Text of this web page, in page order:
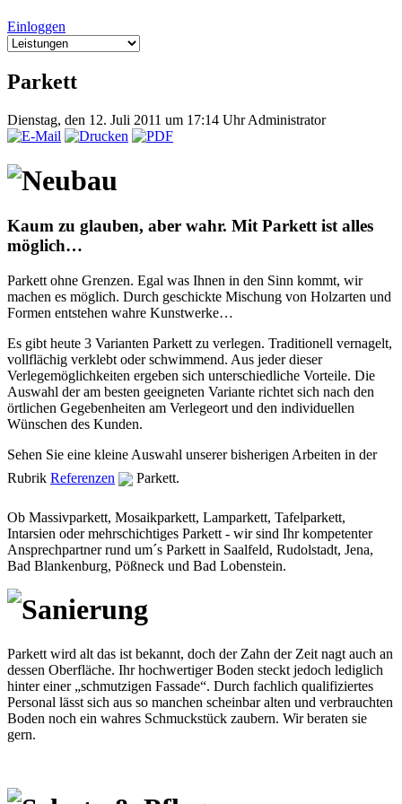
Einloggen
Parkett
Dienstag, den 12. Juli 2011 um 17:14 UhrAdministrator
Neubau
Kaum zu glauben, aber wahr. Mit Parkett ist alles
möglich…
Parkett ohne Grenzen. Egal was Ihnen in den Sinn kommt, wir
machen es möglich. Durch geschickte Mischung von Holzarten und
Formen entstehen wahre Kunstwerke…
Es gibt heute 3 Varianten Parkett zu verlegen. Traditionell vernagelt,
vollflächig verklebt oder schwimmend. Aus jeder dieser
Verlegemöglichkeiten ergeben sich unterschiedliche Vorteile. Die
Auswahl der am besten geeigneten Variante richtet sich nach den
örtlichen Gegebenheiten am Verlegeort und den individuellen
Wünschen des Kunden.
Sehen Sie eine kleine Auswahl unserer bisherigen Arbeiten in der
Rubrik Referenzen Parkett.
Ob Massivparkett, Mosaikparkett, Lamparkett, Tafelparkett,
Intarsien oder mehrschichtiges Parkett - wir sind Ihr kompetenter
Ansprechpartner rund um´s Parkett in Saalfeld, Rudolstadt, Jena,
Bad Blankenburg, Pößneck und Bad Lobenstein.
Sanierung
Parkett wird alt das ist bekannt, doch der Zahn der Zeit nagt auch an
dessen Oberfläche. Ihr hochwertiger Boden steckt jedoch lediglich
hinter einer „schmutzigen Fassade“. Durch fachlich qualifiziertes
Personal lässt sich aus so manchen scheinbar alten und verbrauchten
Boden noch ein wahres Schmuckstück zaubern. Wir beraten sie
gern.